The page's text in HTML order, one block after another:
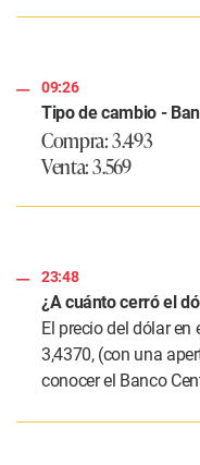
09:26
Tipo de cambio -
Compra: 3.493
Venta: 3.569
23:48
¿A cuánto cerró el
El precio del dólar en
3,4370, (con una
conocer el Banco